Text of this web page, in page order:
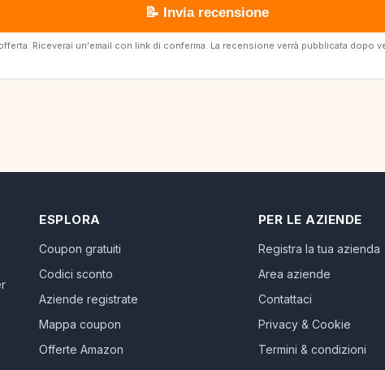
📝 Invia recensione
Riceverai un'email con link di conferma. La recensione verrà pubblicata dopo
ESPLORA
Coupon gratuiti
Codici sconto
Aziende registrate
Mappa coupon
Offerte Amazon
PER LE AZIENDE
Registra la tua azienda
Area aziende
Contattaci
Privacy & Cookie
Termini & condizioni